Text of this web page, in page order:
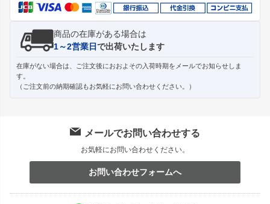
商品の在庫がある場合は
1～2営業日で出荷いたします
在庫がない場合は、ご注文後におおよその入荷時期をメールでお知らせしま
す。
（ご注文前の納期確認もお気軽にお問い合わせください。）
メールでお問い合わせする
お気軽にお問い合わせください。
お問い合わせフォームへ